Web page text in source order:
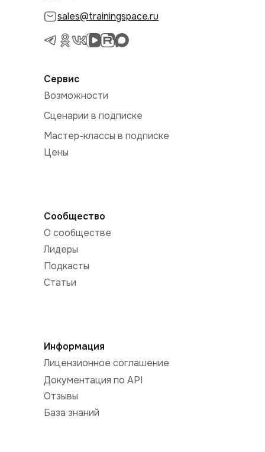
sales@trainingspace.ru
Сообщество
О сообществе
Лидеры
Подкасты
Статьи
Информация
Лицензионное соглашение
Документация по API
Отзывы
База знаний
Сервис
Возможности
Сценарии в подписке
Мастер-классы в подписке
Цены